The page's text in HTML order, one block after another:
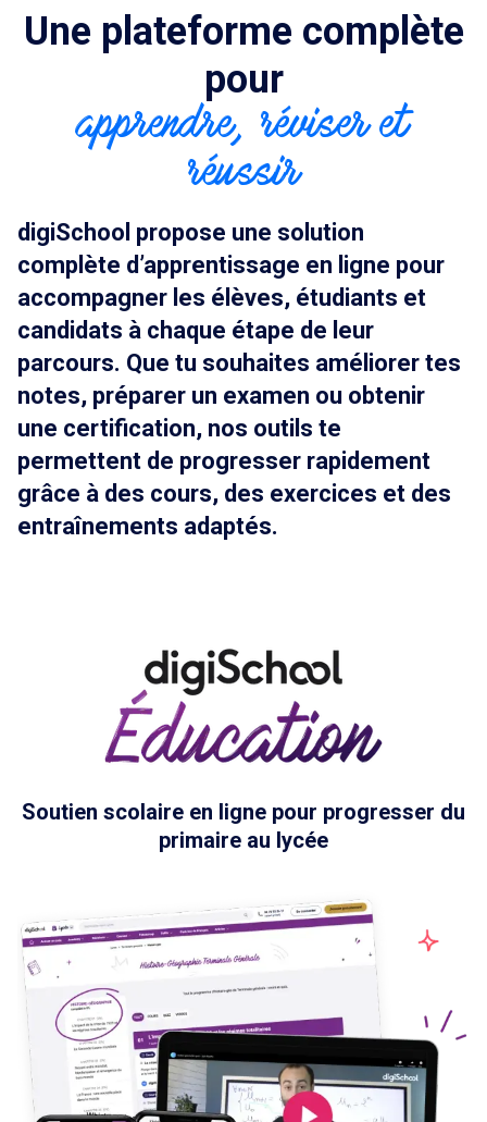
Une plateforme complète
pour
apprendre, réviser et
réussir
digiSchool propose une solution
complète d’apprentissage en ligne pour
accompagner les élèves, étudiants et
candidats à chaque étape de leur
parcours. Que tu souhaites améliorer tes
notes, préparer un examen ou obtenir
une certification, nos outils te
permettent de progresser rapidement
grâce à des cours, des exercices et des
entraînements adaptés.
Soutien scolaire en ligne pour progresser du
primaire au lycée